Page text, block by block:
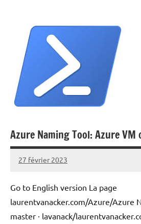
Azure Naming Tool: Azure VM
27 février 2023
Laurent
ACKER
Go to English version La page
laurentvanacker.com/Azure/Azure
master · lavanack/